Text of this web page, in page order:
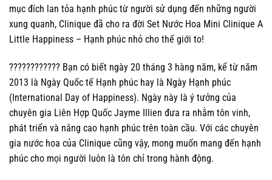
mục đích lan tỏa hạnh phúc từ người sử dụng đến những người
xung quanh, Clinique đã cho ra đời Set Nước Hoa Mini Clinique A
Little Happiness – Hạnh phúc nhỏ cho thế giới to!
???????????? Bạn có biết ngày 20 tháng 3 hàng năm, kể từ năm
2013 là Ngày Quốc tế Hạnh phúc hay là Ngày Hạnh phúc
(International Day of Happiness). Ngày này là ý tưởng của
chuyên gia Liên Hợp Quốc Jayme Illien đưa ra nhằm tôn vinh,
phát triển và nâng cao hạnh phúc trên toàn cầu. Với các chuyên
gia nước hoa của Clinique cũng vậy, mong muốn mang đến hạnh
phúc cho mọi người luôn là tôn chỉ trong hành động.